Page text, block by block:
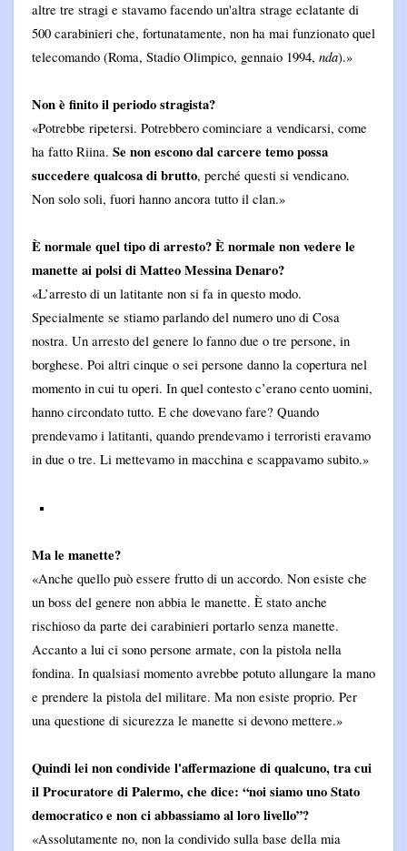
altre tre stragi e stavamo facendo un'altra strage eclatante di
500 carabinieri che, fortunatamente, non ha mai funzionato quel
telecomando (Roma, Stadio Olimpico, gennaio 1994, nda).»
Non è finito il periodo stragista?
«Potrebbe ripetersi. Potrebbero cominciare a vendicarsi, come
ha fatto Riina. Se non escono dal carcere temo possa
succedere qualcosa di brutto, perché questi si vendicano.
Non solo soli, fuori hanno ancora tutto il clan.»
È normale quel tipo di arresto? È normale non vedere le
manette ai polsi di Matteo Messina Denaro?
«L’arresto di un latitante non si fa in questo modo.
Specialmente se stiamo parlando del numero uno di Cosa
nostra. Un arresto del genere lo fanno due o tre persone, in
borghese. Poi altri cinque o sei persone danno la copertura nel
momento in cui tu operi. In quel contesto c’erano cento uomini,
hanno circondato tutto. E che dovevano fare? Quando
prendevamo i latitanti, quando prendevamo i terroristi eravamo
in due o tre. Li mettevamo in macchina e scappavamo subito.»
Ma le manette?
«Anche quello può essere frutto di un accordo. Non esiste che
un boss del genere non abbia le manette. È stato anche
rischioso da parte dei carabinieri portarlo senza manette.
Accanto a lui ci sono persone armate, con la pistola nella
fondina. In qualsiasi momento avrebbe potuto allungare la mano
e prendere la pistola del militare. Ma non esiste proprio. Per
una questione di sicurezza le manette si devono mettere.»
Quindi lei non condivide l'affermazione di qualcuno, tra cui
il Procuratore di Palermo, che dice: “noi siamo uno Stato
democratico e non ci abbassiamo al loro livello”?
«Assolutamente no, non la condivido sulla base della mia